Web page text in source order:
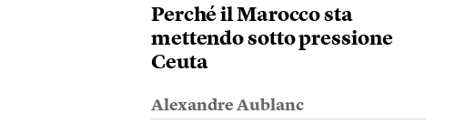
Perché il Marocco sta
mettendo sotto pressione
Ceuta
Alexandre Aublanc